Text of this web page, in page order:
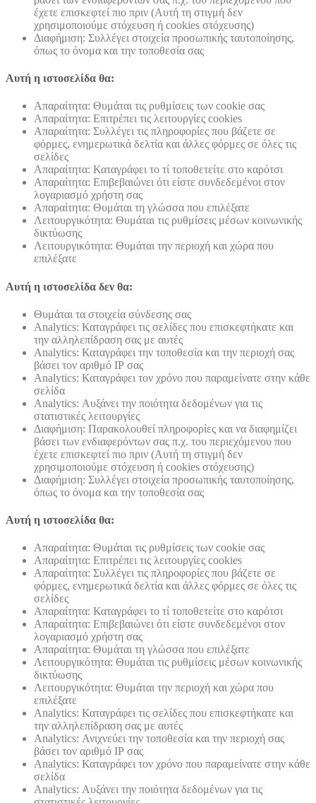
έχετε επισκεφτεί πιο πριν (Αυτή τη στιγμή δεν
χρησιμοποιούμε στόχευση ή cookies στόχευσης)
Διαφήμιση: Συλλέγει στοιχεία προσωπικής ταυτοποίησης,
όπως το όνομα και την τοποθεσία σας
Αυτή η ιστοσελίδα θα:
Απαραίτητα: Θυμάται τις ρυθμίσεις των cookie σας
Απαραίτητα: Επιτρέπει τις λειτουργίες cookies
Απαραίτητα: Συλλέγει τις πληροφορίες που βάζετε σε
φόρμες, ενημερωτικά δελτία και άλλες φόρμες σε όλες τις
σελίδες
Απαραίτητα: Καταγράφει το τί τοποθετείτε στο καρότσι
Απαραίτητα: Επιβεβαιώνει ότι είστε συνδεδεμένοι στον
λογαριασμό χρήστη σας
Απαραίτητα: Θυμάται τη γλώσσα που επιλέξατε
Λειτουργικότητα: Θυμάται τις ρυθμίσεις μέσων κοινωνικής
δικτύωσης
Λειτουργικότητα: Θυμάται την περιοχή και χώρα που
επιλέξατε
Αυτή η ιστοσελίδα δεν θα:
Θυμάται τα στοιχεία σύνδεσης σας
Analytics: Καταγράφει τις σελίδες που επισκεφτήκατε και
την αλληλεπίδραση σας με αυτές
Analytics: Καταγράφει την τοποθεσία και την περιοχή σας
βάσει τον αριθμό ΙΡ σας
Analytics: Καταγράφει τον χρόνο που παραμείνατε στην κάθε
σελίδα
Analytics: Αυξάνει την ποιότητα δεδομένων για τις
στατιστικές λειτουργίες
Διαφήμιση: Παρακολουθεί πληροφορίες και να διαφημίζει
βάσει των ενδιαφερόντων σας π.χ. του περιεχόμενου που
έχετε επισκεφτεί πιο πριν (Αυτή τη στιγμή δεν
χρησιμοποιούμε στόχευση ή cookies στόχευσης)
Διαφήμιση: Συλλέγει στοιχεία προσωπικής ταυτοποίησης,
όπως το όνομα και την τοποθεσία σας
Αυτή η ιστοσελίδα θα:
Απαραίτητα: Θυμάται τις ρυθμίσεις των cookie σας
Απαραίτητα: Επιτρέπει τις λειτουργίες cookies
Απαραίτητα: Συλλέγει τις πληροφορίες που βάζετε σε
φόρμες, ενημερωτικά δελτία και άλλες φόρμες σε όλες τις
σελίδες
Απαραίτητα: Καταγράφει το τί τοποθετείτε στο καρότσι
Απαραίτητα: Επιβεβαιώνει ότι είστε συνδεδεμένοι στον
λογαριασμό χρήστη σας
Απαραίτητα: Θυμάται τη γλώσσα που επιλέξατε
Λειτουργικότητα: Θυμάται τις ρυθμίσεις μέσων κοινωνικής
δικτύωσης
Λειτουργικότητα: Θυμάται την περιοχή και χώρα που
επιλέξατε
Analytics: Καταγράφει τις σελίδες που επισκεφτήκατε και
την αλληλεπίδραση σας με αυτές
Analytics: Ανιχνεύει την τοποθεσία και την περιοχή σας
βάσει τον αριθμό ΙΡ σας
Analytics: Καταγράφει τον χρόνο που παραμείνατε στην κάθε
σελίδα
Analytics: Αυξάνει την ποιότητα δεδομένων για τις